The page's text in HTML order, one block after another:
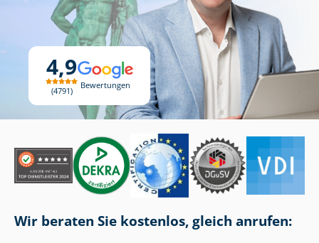
4,9
4791
Bewertungen
Wir beraten Sie kostenlos, gleich anrufen: